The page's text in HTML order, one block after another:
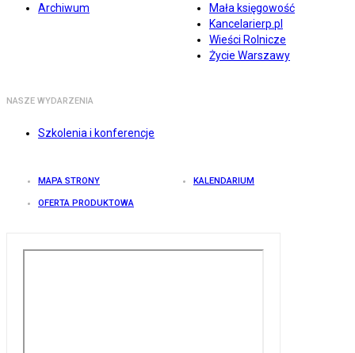
Archiwum
Mała księgowość
Kancelarierp.pl
Wieści Rolnicze
Życie Warszawy
NASZE WYDARZENIA
Szkolenia i konferencje
MAPA STRONY KALENDARIUM
OFERTA PRODUKTOWA